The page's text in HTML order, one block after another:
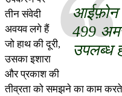
आईफ़ोन
499
उपलब्ध
तीन संवेदी
अवयव लगे हैं
जो हाथ की दूरी,
उसका इशारा
और प्रकाश की
तीव्रता को समझने का काम